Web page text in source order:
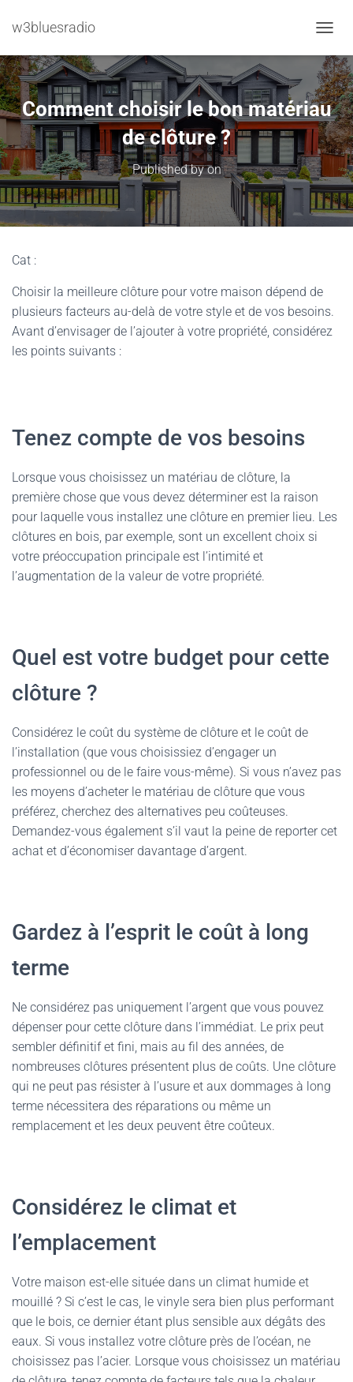
w3bluesradio
Comment choisir le bon matériau
de clôture ?
Published byon
Cat :
Choisir la meilleure clôture pour votre maison dépend de
plusieurs facteurs au-delà de votre style et de vos besoins.
Avant d’envisager de l’ajouter à votre propriété, considérez
les points suivants :
Tenez compte de vos besoins
Lorsque vous choisissez un matériau de clôture, la
première chose que vous devez déterminer est la raison
pour laquelle vous installez une clôture en premier lieu. Les
clôtures en bois, par exemple, sont un excellent choix si
votre préoccupation principale est l’intimité et
l’augmentation de la valeur de votre propriété.
Quel est votre budget pour cette
clôture ?
Considérez le coût du système de clôture et le coût de
l’installation (que vous choisissiez d’engager un
professionnel ou de le faire vous-même). Si vous n’avez pas
les moyens d’acheter le matériau de clôture que vous
préférez, cherchez des alternatives peu coûteuses.
Demandez-vous également s’il vaut la peine de reporter cet
achat et d’économiser davantage d’argent.
Gardez à l’esprit le coût à long
terme
Ne considérez pas uniquement l’argent que vous pouvez
dépenser pour cette clôture dans l’immédiat. Le prix peut
sembler définitif et fini, mais au fil des années, de
nombreuses clôtures présentent plus de coûts. Une clôture
qui ne peut pas résister à l’usure et aux dommages à long
terme nécessitera des réparations ou même un
remplacement et les deux peuvent être coûteux.
Considérez le climat et
l’emplacement
Votre maison est-elle située dans un climat humide et
mouillé ? Si c’est le cas, le vinyle sera bien plus performant
que le bois, ce dernier étant plus sensible aux dégâts des
eaux. Si vous installez votre clôture près de l’océan, ne
choisissez pas l’acier. Lorsque vous choisissez un matériau